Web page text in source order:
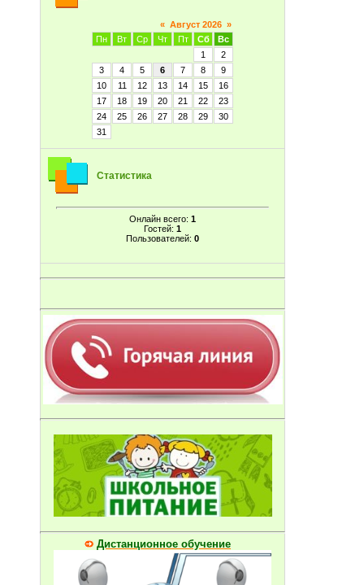
« Август 2026 »
Пн
Вт Ср Чт Пт Сб
Вс
1
2
3
4 5 6 7 8
9
10
11 12 13 14 15
16
17
18 19 20 21 22
23
24
25 26 27 28 29
30
31
Статистика
Онлайн всего: 1
Гостей: 1
Пользователей: 0
Дистанционное обучение